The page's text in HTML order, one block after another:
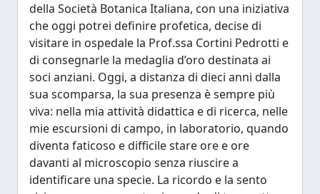
della Società Botanica Italiana, con una iniziativa
che oggi potrei definire profetica, decise di
visitare in ospedale la Prof.ssa Cortini Pedrotti e
di consegnarle la medaglia d’oro destinata ai
soci anziani. Oggi, a distanza di dieci anni dalla
sua scomparsa, la sua presenza è sempre più
viva: nella mia attività didattica e di ricerca, nelle
mie escursioni di campo, in laboratorio, quando
diventa faticoso e difficile stare ore e ore
davanti al microscopio senza riuscire a
identificare una specie. La ricordo e la sento